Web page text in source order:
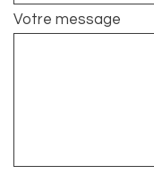
Votre message